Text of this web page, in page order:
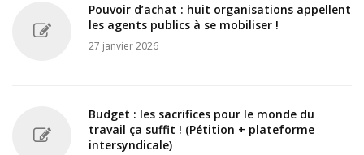
Pouvoir d’achat : huit organisations appellent
les agents publics à se mobiliser !
27 janvier 2026
Budget : les sacrifices pour le monde du
travail ça suffit ! (Pétition + plateforme
intersyndicale)